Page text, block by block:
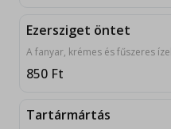
Ezersziget öntet
850 Ft
Tartármártás